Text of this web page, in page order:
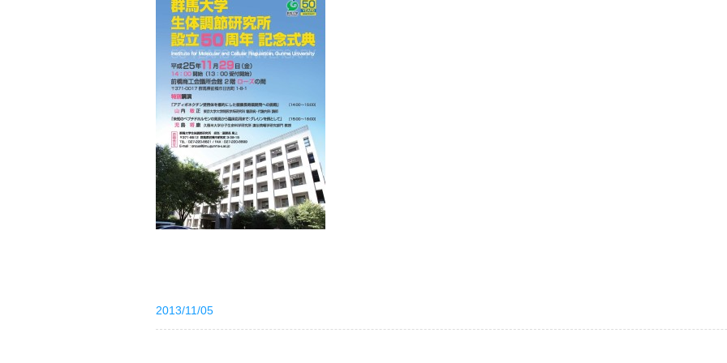
2013/11/05